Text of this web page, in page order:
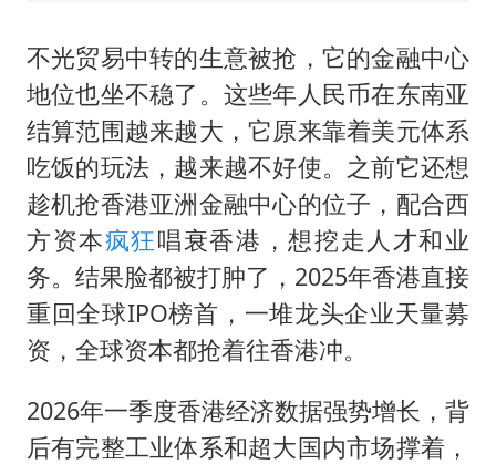
不光贸易中转的生意被抢，它的金融中心
地位也坐不稳了。这些年人民币在东南亚
结算范围越来越大，它原来靠着美元体系
吃饭的玩法，越来越不好使。之前它还想
趁机抢香港亚洲金融中心的位子，配合西
方资本疯狂唱衰香港，想挖走人才和业
务。结果脸都被打肿了，2025年香港直接
重回全球IPO榜首，一堆龙头企业天量募
资，全球资本都抢着往香港冲。
2026年一季度香港经济数据强势增长，背
后有完整工业体系和超大国内市场撑着，